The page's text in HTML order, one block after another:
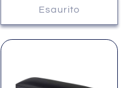
Esaurito